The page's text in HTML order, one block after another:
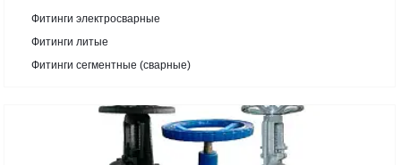
Фитинги электросварные
Фитинги литые
Фитинги сегментные (сварные)